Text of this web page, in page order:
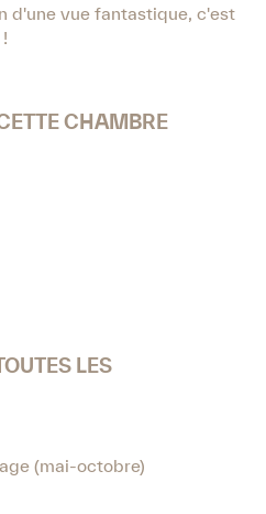
d'une vue fantastique, c'est
CHAMBRE
LES
(mai-octobre)